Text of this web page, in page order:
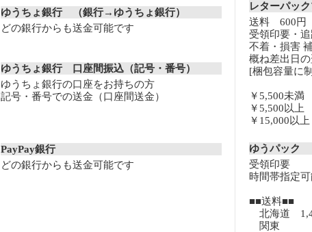
ゆうちょ銀行 （銀行→ゆうちょ銀行）
どの銀行からも送金可能です
ゆうちょ銀行 口座間振込（記号・番号）
ゆうちょ銀行の口座をお持ちの方
記号・番号での送金（口座間送金）
PayPay銀行
どの銀行からも送金可能です
レターパッ
送料 600円
受領印要・
不着・損害
概ね差出日
[梱包容量に
￥5,500未
￥5,500以
￥15,000以
ゆうパック
受領印要
時間帯指定
■■送料■■
北海道
関東